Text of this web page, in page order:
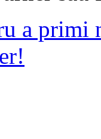
a primi